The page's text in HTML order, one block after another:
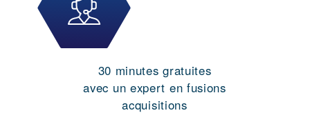
30 minutes gratuites
avec un expert en fusions
acquisitions